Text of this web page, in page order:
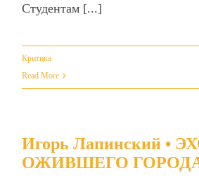
Студентам [...]
Критика
Read More
Игорь Лапинский •
ОЖИВШЕГО